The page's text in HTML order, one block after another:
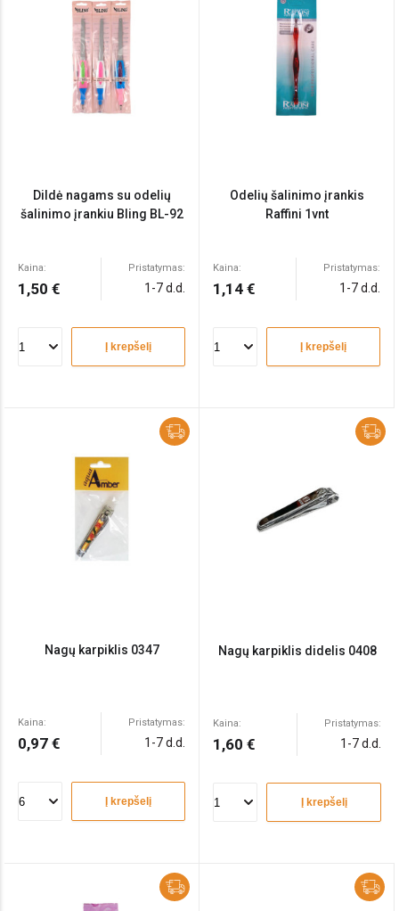
Dildė nagams su odelių
šalinimo įrankiu Bling BL-92
Kaina:
1,50 €
Pristatymas:
1-7 d.d.
Į krepšelį
Odelių šalinimo įrankis
Raffini 1vnt
Kaina:
1,14 €
Pristatymas:
1-7 d.d.
Į krepšelį
Nagų karpiklis 0347
Kaina:
0,97 €
Pristatymas:
1-7 d.d.
Į krepšelį
Nagų karpiklis didelis 0408
Kaina:
1,60 €
Pristatymas:
1-7 d.d.
Į krepšelį